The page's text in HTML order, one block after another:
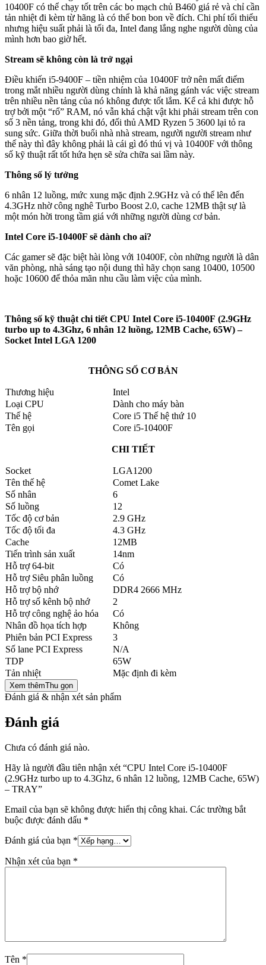
10400F có thể chạy tốt trên các bo mạch chủ B460 giá rẻ và chỉ cần
tản nhiệt đi kèm từ hãng là có thể bon bon về đích. Chi phí tối thiểu
nhưng hiệu suất phải là tối đa, Intel đang lắng nghe người dùng của
mình hơn bao giờ hết.
Stream sẽ không còn là trở ngại
Điều khiến i5-9400F – tiền nhiệm của 10400F trở nên mất điểm
trong mắt nhiều người dùng chính là khả năng gánh vác việc stream
trên nhiều nền tảng của nó không được tốt lắm. Kể cả khi được hỗ
trợ bởi một “rổ” RAM, nó vẫn khá chật vật khi phải stream trên con
số 3 nền tảng, trong khi đó, đối thủ AMD Ryzen 5 3600 lại tỏ ra
sung sức. Giữa thời buổi nhà nhà stream, người người stream như
thế này thì đây không phải là cái gì đó thú vị và 10400F với thông
số kỹ thuật rất tốt hứa hẹn sẽ sửa chữa sai lầm này.
Thông số lý tưởng
6 nhân 12 luồng, mức xung mặc định 2.9GHz và có thể lên đến
4.3GHz nhờ công nghê Turbo Boost 2.0, cache 12MB thật sự là
một món hời trong tầm giá với những người dùng cơ bản.
Intel Core i5-10400F sẽ dành cho ai?
Các gamer sẽ đặc biệt hài lòng với 10400F, còn những người là dân
văn phòng, nhà sáng tạo nội dung thì hãy chọn sang 10400, 10500
hoặc 10600 để thỏa mãn nhu cầu làm việc của mình.
Thông số kỹ thuật chi tiết CPU Intel Core i5-10400F (2.9GHz
turbo up to 4.3Ghz, 6 nhân 12 luồng, 12MB Cache, 65W) –
Socket Intel LGA 1200
THÔNG SỐ CƠ BẢN
Thương hiệu
Intel
Loại CPU
Dành cho máy bàn
Thế hệ
Core i5 Thế hệ thứ 10
Tên gọi
Core i5-10400F
CHI TIẾT
Socket
LGA1200
Tên thế hệ
Comet Lake
Số nhân
6
Số luồng
12
Tốc độ cơ bản
2.9 GHz
Tốc độ tối đa
4.3 GHz
Cache
12MB
Tiến trình sản xuất
14nm
Hỗ trợ 64-bit
Có
Hỗ trợ Siêu phân luồng
Có
Hỗ trợ bộ nhớ
DDR4 2666 MHz
Hỗ trợ số kênh bộ nhớ
2
Hỗ trợ công nghệ ảo hóa
Có
Nhân đồ họa tích hợp
Không
Phiên bản PCI Express
3
Số lane PCI Express
N/A
TDP
65W
Tản nhiệt
Mặc định đi kèm
Xem thêmThu gọn
Đánh giá & nhận xét sản phẩm
Đánh giá
Chưa có đánh giá nào.
Hãy là người đầu tiên nhận xét “CPU Intel Core i5-10400F
(2.9GHz turbo up to 4.3Ghz, 6 nhân 12 luồng, 12MB Cache, 65W)
– TRAY”
Email của bạn sẽ không được hiển thị công khai. Các trường bắt
buộc được đánh dấu *
Đánh giá của bạn *
Nhận xét của bạn *
Tên *